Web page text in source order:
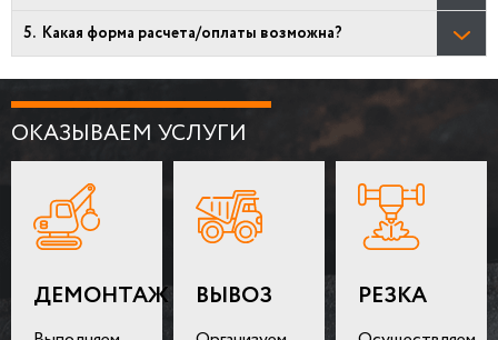
Какая форма расчета/оплаты возможна?
ОКАЗЫВАЕМ УСЛУГИ
ДЕМОНТАЖ ВЫВОЗ РЕЗКА